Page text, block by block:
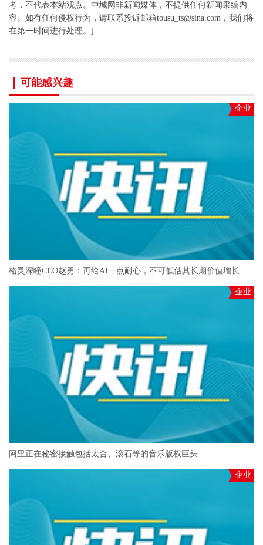
考，不代表本站观点。中城网非新闻媒体，不提供任何新闻采编内
容。如有任何侵权行为，请联系投诉邮箱tousu_ts@sina.com，我们将
在第一时间进行处理。]
可能感兴趣
企业
格灵深瞳CEO赵勇：再给AI一点耐心，不可低估其长期价值增长
企业
阿里正在秘密接触包括太合、滚石等的音乐版权巨头
企业